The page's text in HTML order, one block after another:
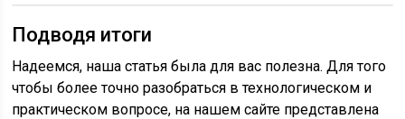
Подводя итоги
Надеемся, наша статья была для вас полезна. Для того
чтобы более точно разобраться в технологическом и
практическом вопросе, на нашем сайте представлена